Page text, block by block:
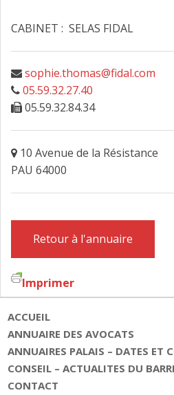
L’AIDE JURIDICTIONNELLE
FAIRE DESIGNER UN AVOCAT
CONTACT
CABINET : SELAS FIDAL
sophie.thomas@fidal.com
05.59.32.27.40
05.59.32.84.34
10 Avenue de la Résistance
PAU 64000
Retour à l'annuaire
Imprimer
ACCUEIL
ANNUAIRE DES AVOCATS
ANNUAIRES PALAIS – DATES ET
CONSEIL – ACTUALITES DU
CONTACT